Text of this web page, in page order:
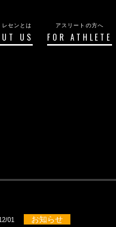
レセンとは
US
アスリートの方へ
FOR ATHLETE
01
お知らせ